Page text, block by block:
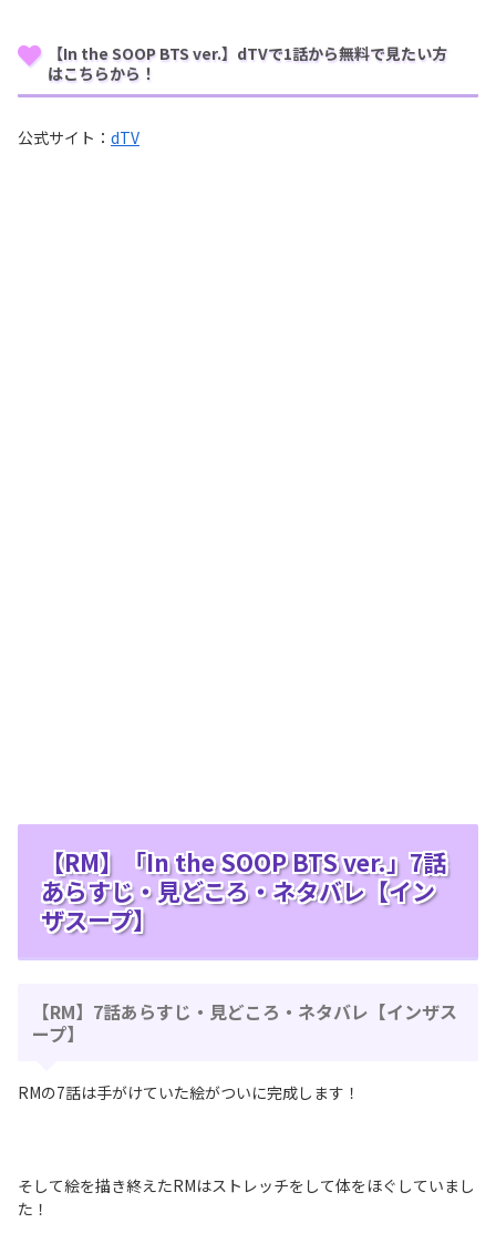
【In the SOOP BTS ver.】dTVで1話から無料で見たい方
はこちらから！
公式サイト： dTV
【RM】「In the SOOP BTS ver.」7話
あらすじ・見どころ・ネタバレ【イン
ザスープ】
【RM】7話あらすじ・見どころ・ネタバレ【インザス
ープ】
RMの7話は手がけていた絵がついに完成します！
そして絵を描き終えたRMはストレッチをして体をほぐしていまし
た！